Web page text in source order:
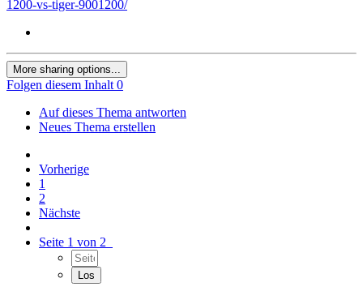
1200-vs-tiger-9001200/
More sharing options...
Folgen diesem Inhalt 0
Auf dieses Thema antworten
Neues Thema erstellen
Vorherige
1
2
Nächste
Seite 1 von 2